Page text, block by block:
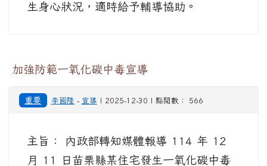
生身心狀況，適時給予輔導協助。
加強防範一氧化碳中毒宣導
重要 李國隆 - 宣導 | 2025-12-30 | 點閱數： 566
主旨： 內政部轉知媒體報導 114 年 12
月 11 日苗栗縣某住宅發生一氧化碳中毒